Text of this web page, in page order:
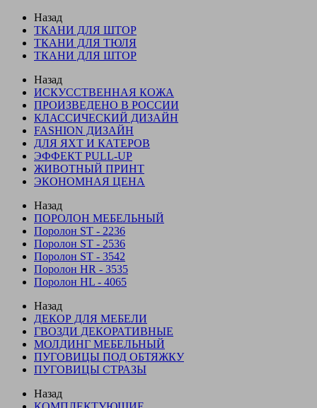
Назад
ТКАНИ ДЛЯ ШТОР
ТКАНИ ДЛЯ ТЮЛЯ
ТКАНИ ДЛЯ ШТОР
Назад
ИСКУССТВЕННАЯ КОЖА
ПРОИЗВЕДЕНО В РОССИИ
КЛАССИЧЕСКИЙ ДИЗАЙН
FASHION ДИЗАЙН
ДЛЯ ЯХТ И КАТЕРОВ
ЭФФЕКТ PULL-UP
ЖИВОТНЫЙ ПРИНТ
ЭКОНОМНАЯ ЦЕНА
Назад
ПОРОЛОН МЕБЕЛЬНЫЙ
Поролон ST - 2236
Поролон ST - 2536
Поролон ST - 3542
Поролон HR - 3535
Поролон HL - 4065
Назад
ДЕКОР ДЛЯ МЕБЕЛИ
ГВОЗДИ ДЕКОРАТИВНЫЕ
МОЛДИНГ МЕБЕЛЬНЫЙ
ПУГОВИЦЫ ПОД ОБТЯЖКУ
ПУГОВИЦЫ СТРАЗЫ
Назад